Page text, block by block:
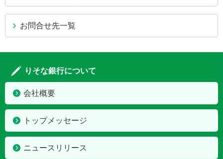
お問合せ先一覧
りそな銀行について
会社概要
トップメッセージ
ニュースリリース